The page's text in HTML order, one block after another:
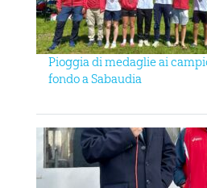
Pioggia di medaglie ai
fondo a Sabaudia